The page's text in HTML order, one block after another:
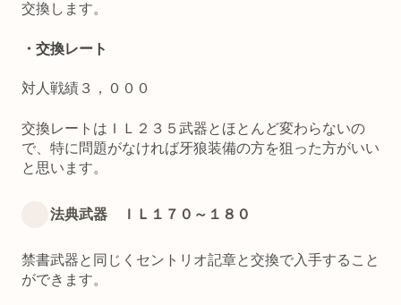
交換します。
・交換レート
対人戦績３，０００
交換レートはＩＬ２３５武器とほとんど変わらないの
で、特に問題がなければ牙狼装備の方を狙った方がいい
と思います。
法典武器 ＩＬ１７０～１８０
禁書武器と同じくセントリオ記章と交換で入手すること
ができます。